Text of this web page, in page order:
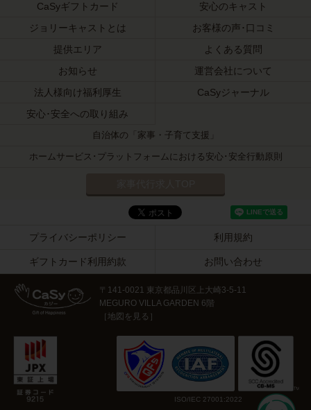
CaSyギフトカード
安心のキャスト
ジョリーキャストとは
お客様の声･口コミ
提供エリア
よくある質問
お知らせ
運営会社について
法人様向け福利厚生
CaSyジャーナル
安心･安全への取り組み
自治体の「家事・子育て支援」
ホームサービス･プラットフォームにおける安心･安全行動原則
プライバシーポリシー 利用規約
ギフトカード利用約款 お問い合わせ
〒141-0021 東京都品川区上大崎3-5-11
MEGURO VILLA GARDEN 6階
［地図を見る ］
ISO/IEC 27001:2022